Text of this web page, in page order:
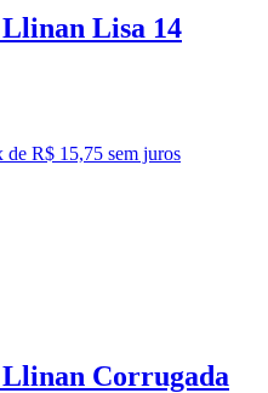
Llinan Lisa 14
de R$ 15,75 sem juros
Llinan Corrugada